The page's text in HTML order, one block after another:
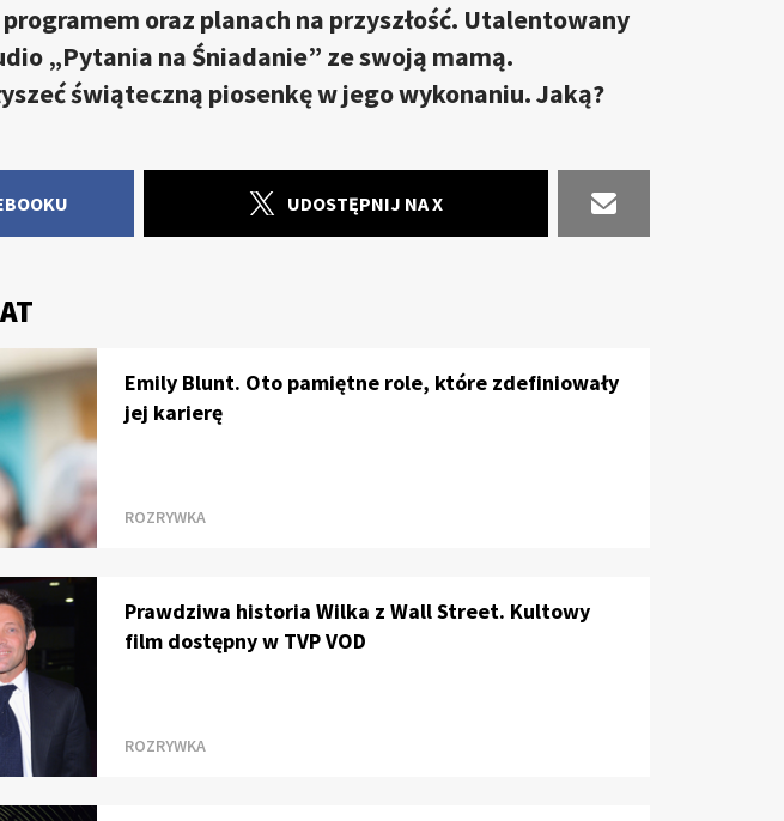
oraz planach na przyszłość. Utalentowany
„Pytania na Śniadanie” ze swoją mamą.
świąteczną piosenkę w jego wykonaniu. Jaką?
UDOSTĘPNIJ NA X
Emily Blunt. Oto pamiętne role, które zdefiniowały
jej karierę
ROZRYWKA
Prawdziwa historia Wilka z Wall Street. Kultowy
film dostępny w TVP VOD
ROZRYWKA